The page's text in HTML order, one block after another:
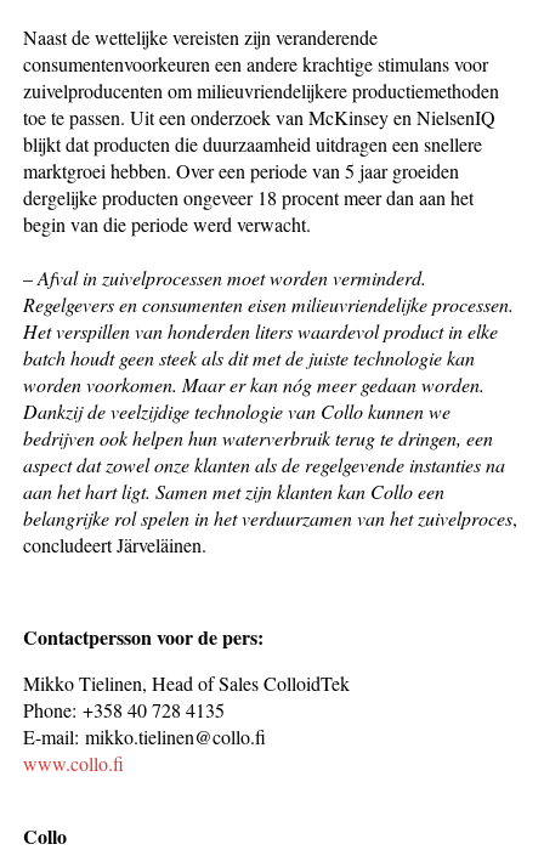
Naast de wettelijke vereisten zijn veranderende
consumentenvoorkeuren een andere krachtige stimulans voor
zuivelproducenten om milieuvriendelijkere productiemethoden
toe te passen. Uit een onderzoek van McKinsey en NielsenIQ
blijkt dat producten die duurzaamheid uitdragen een snellere
marktgroei hebben. Over een periode van 5 jaar groeiden
dergelijke producten ongeveer 18 procent meer dan aan het
begin van die periode werd verwacht.
–Afval in zuivelprocessen moet worden verminderd.
Regelgevers en consumenten eisen milieuvriendelijke processen.
Het verspillen van honderden liters waardevol product in elke
batch houdt geen steek als dit met de juiste technologie kan
worden voorkomen. Maar er kan nóg meer gedaan worden.
Dankzij de veelzijdige technologie van Collo kunnen we
bedrijven ook helpen hun waterverbruik terug te dringen, een
aspect dat zowel onze klanten als de regelgevende instanties na
aan het hart ligt. Samen met zijn klanten kan Collo een
belangrijke rol spelen in het verduurzamen van het zuivelproces,
concludeert Järveläinen.
Contactpersson voor de pers:
Mikko Tielinen, Head of Sales ColloidTek
Phone: +358 40 728 4135
E-mail: mikko.tielinen@collo.fi
www.collo.fi
Collo